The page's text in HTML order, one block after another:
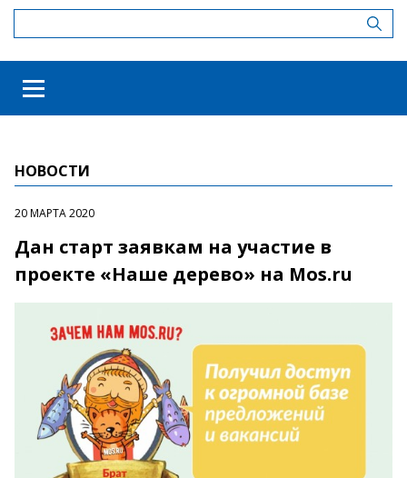
НОВОСТИ
20 МАРТА 2020
Дан старт заявкам на участие в
проекте «Наше дерево» на Mos.ru